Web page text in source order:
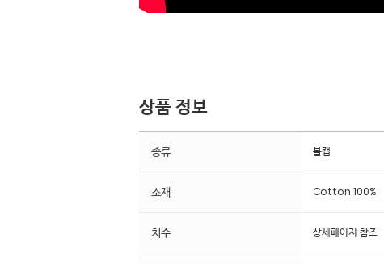
상품 정보
종류 볼캡
소재 Cotton 100%
치수 상세페이지 참조